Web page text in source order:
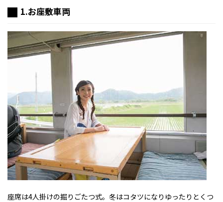
1.お座敷車両
座席は4人掛けの掘りごたつ式。冬はコタツになりゆったりとくつ